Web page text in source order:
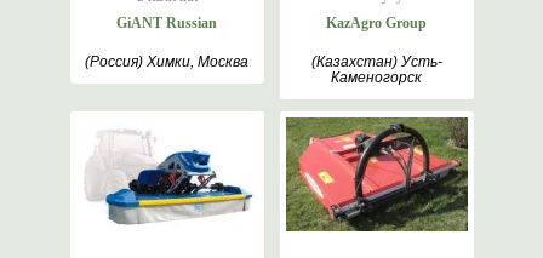
GiANT Russian
(Россия) Химки, Москва
KazAgro Group
(Казахстан) Усть-
Каменогорск